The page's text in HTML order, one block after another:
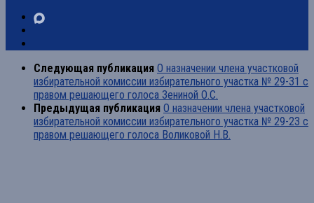
Следующая публикация О назначении члена участковой
избирательной комиссии избирательного участка № 29-31 с
правом решающего голоса Зениной О.С.
Предыдущая публикация О назначении члена участковой
избирательной комиссии избирательного участка № 29-23 с
правом решающего голоса Воликовой Н.В.